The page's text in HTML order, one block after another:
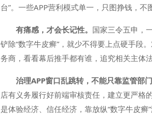
台”。一些APP营利模式单一，只图挣钱，
有痛感，才会长记性。 国家三令五申，
铲除“数字牛皮癣”，就少不得要上点硬手段
务商，看看幕后推手都有谁，追究相关主体
治理APP窗口乱跳转，不能只靠监管部门
店有义务履行好前端审核责任，建立更严格
是体验经济、信任经济，靠放纵“数字牛皮